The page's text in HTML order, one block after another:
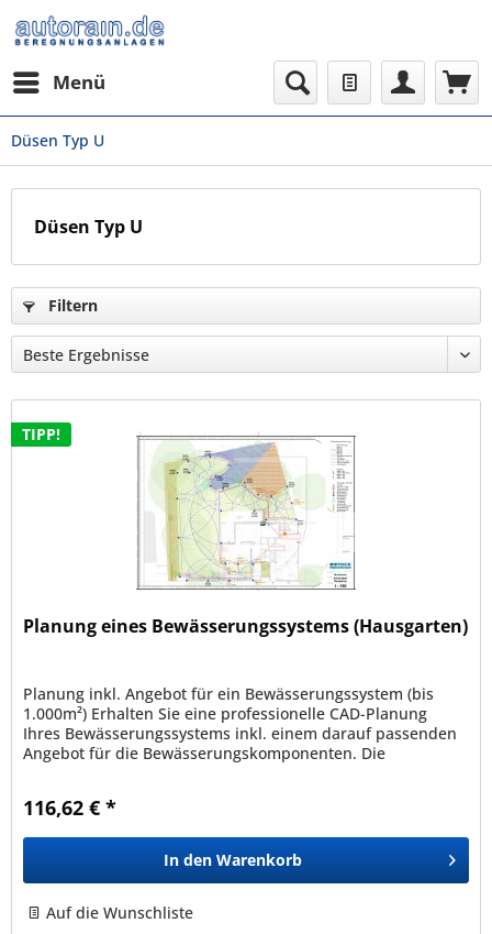
Menü
Düsen Typ U
Düsen Typ U
Filtern
TIPP!
Planung eines Bewässerungssystems (Hausgarten)
Planung inkl. Angebot für ein Bewässerungssystem (bis
1.000m²) Erhalten Sie eine professionelle CAD-Planung
Ihres Bewässerungssystems inkl. einem darauf passenden
Angebot für die Bewässerungskomponenten. Die
116,62 € *
In den Warenkorb
Auf die Wunschliste